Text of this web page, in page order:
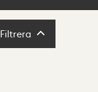
Filtrera Filtrera